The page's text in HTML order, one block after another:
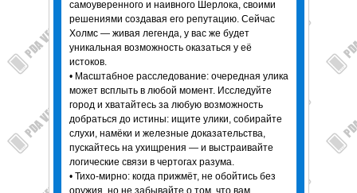
самоуверенного и наивного Шерлока, своими
решениями создавая его репутацию. Сейчас
Холмс — живая легенда, у вас же будет
уникальная возможность оказаться у её
истоков.
• Масштабное расследование: очередная улика
может всплыть в любой момент. Исследуйте
город и хватайтесь за любую возможность
добраться до истины: ищите улики, собирайте
слухи, намёки и железные доказательства,
пускайтесь на ухищрения — и выстраивайте
логические связи в чертогах разума.
• Тихо-мирно: когда прижмёт, не обойтись без
оружия, но не забывайте о том, что вам